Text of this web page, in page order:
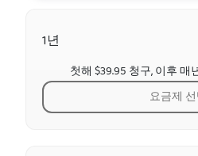
1년
첫해 $39.95 청구, 이후 매
요금제